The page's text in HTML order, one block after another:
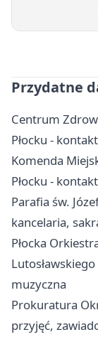
Przydatne
Centrum
Płocku -
Komenda
Płocku -
Parafia św.
kancelaria,
Płocka
muzyczna
Prokuratura
przyjęć,